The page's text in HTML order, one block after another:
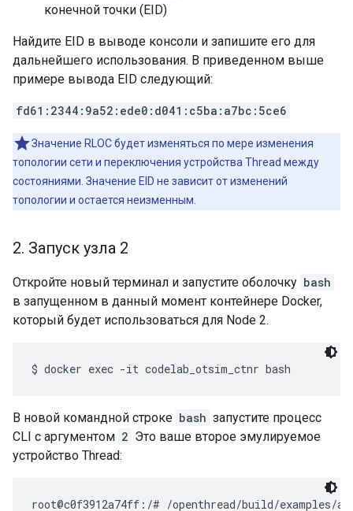
конечной точки (EID)
Найдите EID в выводе консоли и запишите его для
дальнейшего использования. В приведенном выше
примере вывода EID следующий:
fd61:2344:9a52:ede0:d041:c5ba:a7bc:5ce6
Значение RLOC будет изменяться по мере изменения
топологии сети и переключения устройства Thread между
состояниями. Значение EID не зависит от изменений
топологии и остается неизменным.
2. Запуск узла 2
Откройте новый терминал и запустите оболочку bash
в запущенном в данный момент контейнере Docker,
который будет использоваться для Node 2.
В новой командной строке bash запустите процесс
CLI с аргументом 2 Это ваше второе эмулируемое
устройство Thread: